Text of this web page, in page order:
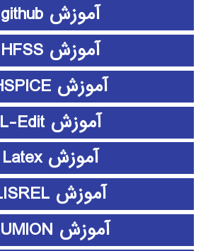
آموزش github
آموزش HFSS
آموزش HSPICE
آموزش L-Edit
آموزش Latex
آموزش LISREL
آموزش LUMION